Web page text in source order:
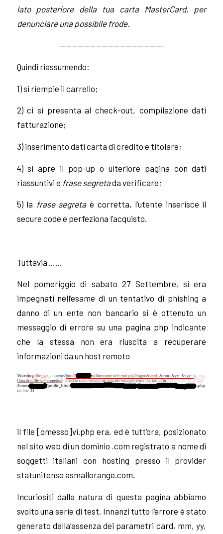
lato posteriore della tua carta MasterCard, per
denunciare una possibile frode.
—————————————————-
Quindi riassumendo:
1) si riempie il carrello;
2) ci si presenta al check-out, compilazione dati
fatturazione;
3) inserimento dati carta di credito e titolare;
4) si apre il pop-up o ulteriore pagina con dati
riassuntivi e frase segretada verificare;
5) la frase segretaè corretta, l’utente inserisce il
secure code e perfeziona l’acquisto.
Tuttavia ……
Nel pomeriggio di sabato 27 Settembre, si era
impegnati nell’esame di un tentativo di phishing a
danno di un ente non bancario si è ottenuto un
messaggio di errore su una pagina php indicante
che la stessa non era riuscita a recuperare
informazioni da un host remoto
il file [omesso]vi.php era, ed è tutt’ora, posizionato
nel sito web di un dominio .com registrato a nome di
soggetti italiani con hosting presso il provider
statunitense asmallorange.com.
Incuriositi dalla natura di questa pagina abbiamo
svolto una serie di test. Innanzi tutto l’errore è stato
generato dalla’assenza dei parametri card, mm, yy,